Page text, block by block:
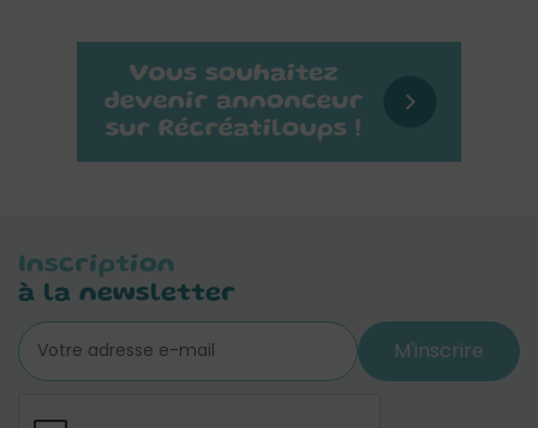
Inscription
à la newsletter
M'inscrire